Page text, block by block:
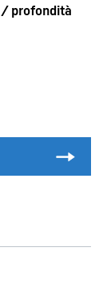
profondità